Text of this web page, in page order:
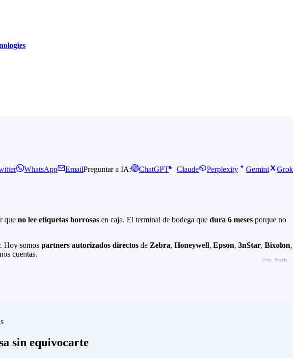
WhatsApp EmailPreguntar a IA: ChatGPT Claude Perplexity Gemini
Grok
que no lee etiquetas borrosas en caja. El terminal de bodega que dura 6 meses porque no
Hoy somos partners autorizados directos de Zebra, Honeywell, Epson, 3nStar, Bixolon,
cuentas.
Foto: Pexels
sin equivocarte